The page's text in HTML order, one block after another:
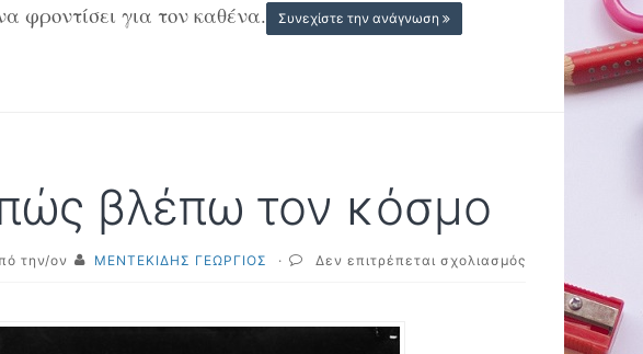
φροντίσει για τον καθένα.
Συνεχίστε την ανάγνωση
βλέπω τον κόσμο
την/ον ΜΕΝΤΕΚΙΔΗΣ ΓΕΩΡΓΙΟΣ · Δεν επιτρέπεται σχολιασμός
Τσάρλι
Τσάπλιν:
βλέπω